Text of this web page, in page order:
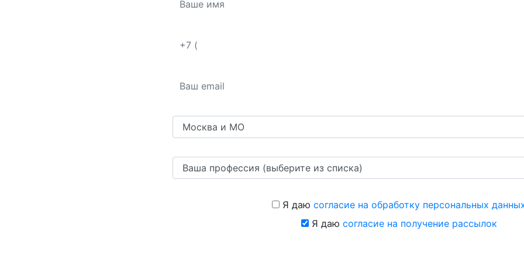
Я даю согласие на обработку персональных
Я даю согласие на получение рассылок